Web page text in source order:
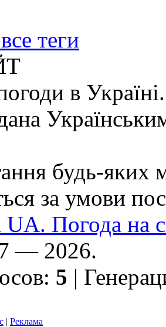
теги
в
будь-яких
за умови
Погода на
— 2026.
5 |
| Реклама